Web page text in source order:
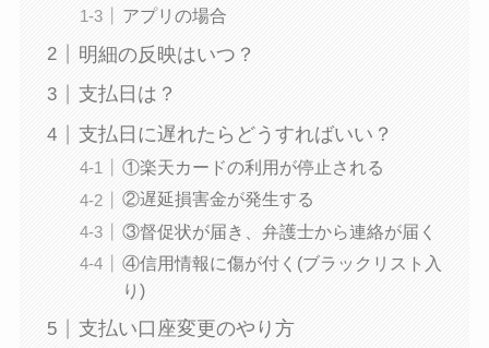
アプリの場合
明細の反映はいつ？
支払日は？
支払日に遅れたらどうすればいい？
①楽天カードの利用が停止される
②遅延損害金が発生する
③督促状が届き、弁護士から連絡が届く
④信用情報に傷が付く(ブラックリスト入
り)
支払い口座変更のやり方